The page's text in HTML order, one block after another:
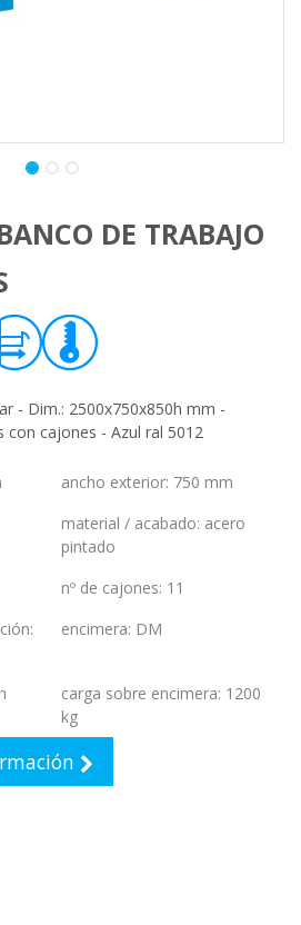
DE TRABAJO
- Dim.: 2500x750x850h mm -
con cajones - Azul ral 5012
ancho exterior: 750 mm
material / acabado: acero
pintado
nº de cajones: 11
:
encimera: DM
carga sobre encimera: 1200
kg